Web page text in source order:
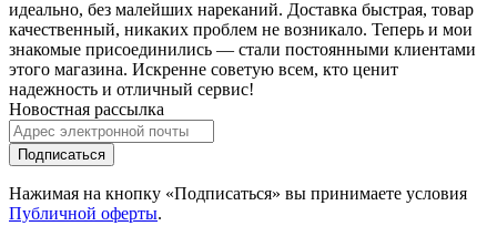
идеально, без малейших нареканий. Доставка быстрая, товар
качественный, никаких проблем не возникало. Теперь и мои
знакомые присоединились — стали постоянными клиентами
этого магазина. Искренне советую всем, кто ценит
надежность и отличный сервис!
Новостная рассылка
Подписаться
Нажимая на кнопку «Подписаться» вы принимаете условия
Публичной оферты.